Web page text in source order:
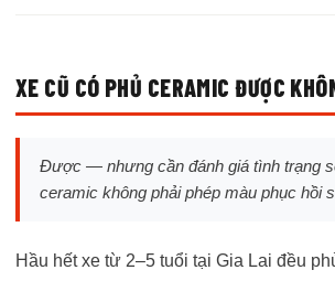
XE CŨ CÓ PHỦ CERAMIC ĐƯỢC
Được — nhưng cần đánh giá tình trạng
ceramic không phải phép màu phục hồi
Hầu hết xe từ 2–5 tuổi tại Gia Lai đều